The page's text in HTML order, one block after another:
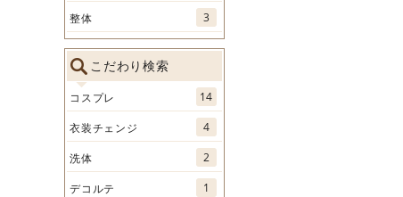
整体 3
こだわり検索
コスプレ 14
衣装チェンジ 4
洗体 2
デコルテ 1